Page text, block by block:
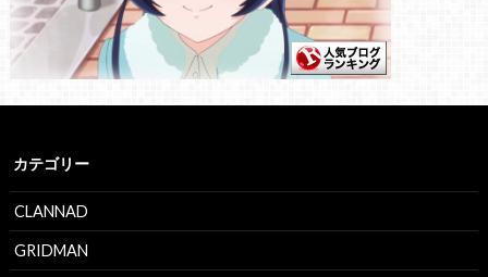
カテゴリー
CLANNAD
GRIDMAN